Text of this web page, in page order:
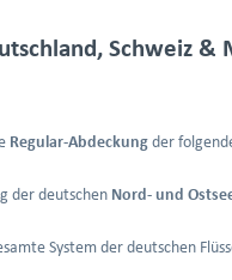
Schweiz &
Regular-Abdeckung der
der deutschen Nord- und
System der deutschen